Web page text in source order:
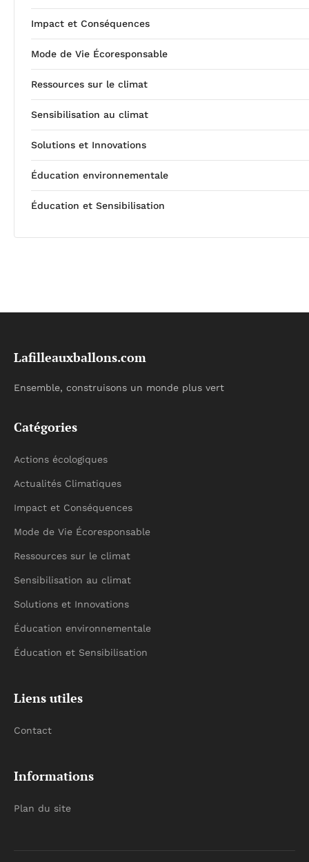
Impact et Conséquences
Mode de Vie Écoresponsable
Ressources sur le climat
Sensibilisation au climat
Solutions et Innovations
Éducation environnementale
Éducation et Sensibilisation
Lafilleauxballons.com
Ensemble, construisons un monde plus vert
Catégories
Actions écologiques
Actualités Climatiques
Impact et Conséquences
Mode de Vie Écoresponsable
Ressources sur le climat
Sensibilisation au climat
Solutions et Innovations
Éducation environnementale
Éducation et Sensibilisation
Liens utiles
Contact
Informations
Plan du site